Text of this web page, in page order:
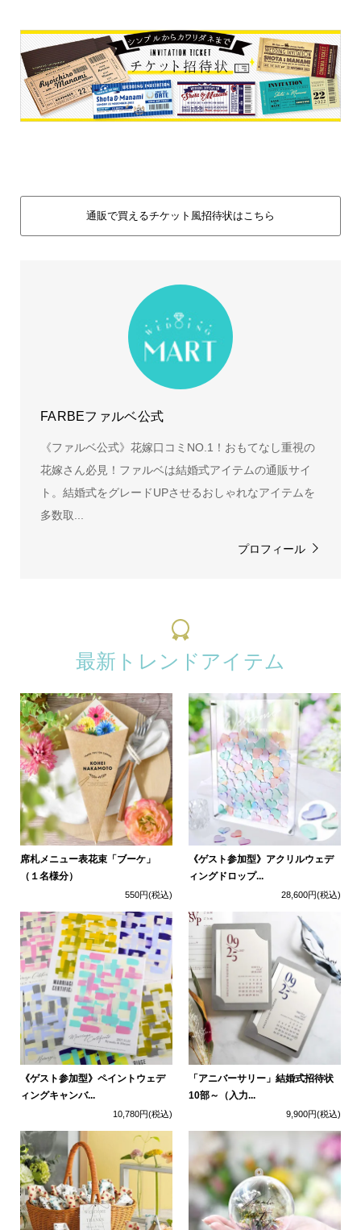
通販で買えるチケット風招待状はこちら
FARBEファルベ公式
《ファルベ公式》花嫁口コミNO.1！おもてなし重視の
花嫁さん必見！ファルベは結婚式アイテムの通販サイ
ト。結婚式をグレードUPさせるおしゃれなアイテムを
多数取...
プロフィール
最新トレンドアイテム
席札メニュー表花束「ブーケ」
（１名様分）
550円(税込)
《ゲスト参加型》アクリルウェデ
ィングドロップ...
28,600円(税込)
《ゲスト参加型》ペイントウェデ
ィングキャンバ...
10,780円(税込)
「アニバーサリー」結婚式招待状
10部～（入力...
9,900円(税込)